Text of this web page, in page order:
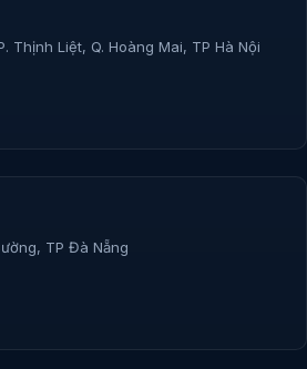
Thịnh Liệt, Q. Hoàng Mai, TP Hà Nội
TP Đà Nẵng